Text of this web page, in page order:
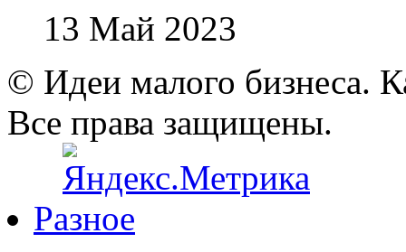
13 Май 2023
© Идеи малого бизнеса.
Все права защищены.
Разное